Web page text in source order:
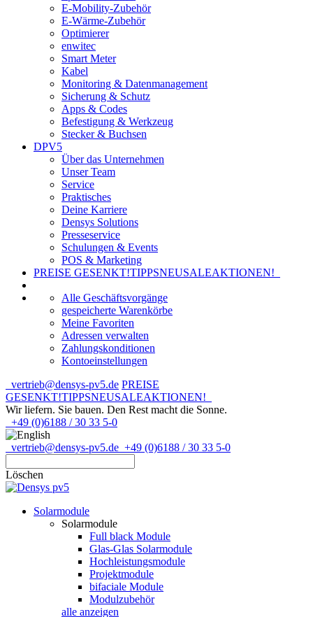
E-Mobility-Zubehör
E-Wärme-Zubehör
Optimierer
enwitec
Smart Meter
Kabel
Monitoring & Datenmanagement
Sicherung & Schutz
Apps & Codes
Befestigung & Werkzeug
Stecker & Buchsen
DPV5
Über das Unternehmen
Unser Team
Service
Praktisches
Deine Karriere
Densys Solutions
Presseservice
Schulungen & Events
POS & Marketing
PREISE GESENKT!TIPPSNEUSALEAKTIONEN!
Alle Geschäftsvorgänge
gespeicherte Warenkörbe
Meine Favoriten
Adressen verwalten
Zahlungskonditionen
Kontoeinstellungen
vertrieb@densys-pv5.de PREISE
GESENKT!TIPPSNEUSALEAKTIONEN!
Wir liefern. Sie bauen. Den Rest macht die Sonne.
+49 (0)6188 / 30 33 5-0
vertrieb@densys-pv5.de +49 (0)6188 / 30 33 5-0
Löschen
Solarmodule
Solarmodule
Full black Module
Glas-Glas Solarmodule
Hochleistungsmodule
Projektmodule
bifaciale Module
Modulzubehör
alle anzeigen